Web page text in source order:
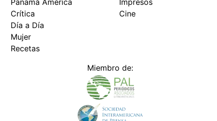
Crítica
Día a Día
Mujer
Recetas
Cine
Miembro de: